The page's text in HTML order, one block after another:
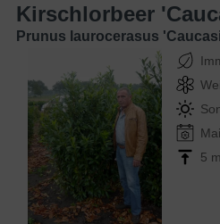
Kirschlorbeer
Prunus laurocerasus
5 m